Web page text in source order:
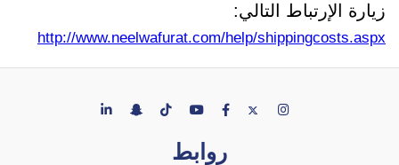
زيارة الإرتباط التالي:
http://www.neelwafurat.com/help/shippingcosts.aspx
روابط